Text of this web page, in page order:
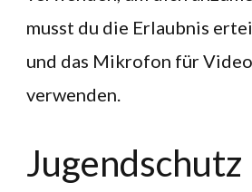
musst du die Erlaubnis
und das Mikrofon für
verwenden.
Jugendschutz